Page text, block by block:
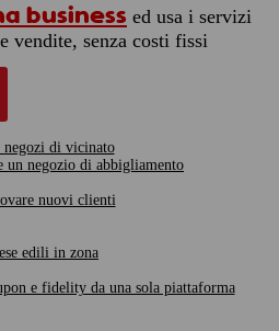
business ed usa i servizi
vendite, senza costi fissi
negozi di vicinato
un negozio di abbigliamento
nuovi clienti
edili in zona
e fidelity da una sola piattaforma